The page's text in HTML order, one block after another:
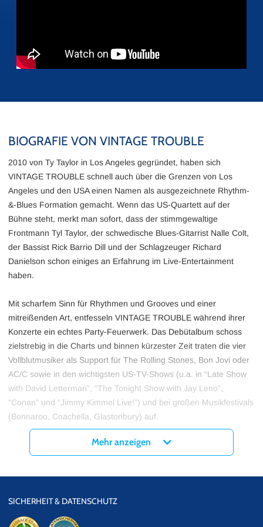
BIOGRAFIE VON VINTAGE TROUBLE
2010 von Ty Taylor in Los Angeles gegründet, haben sich
VINTAGE TROUBLE schnell auch über die Grenzen von Los
Angeles und den USA einen Namen als ausgezeichnete Rhythm-
&-Blues Formation gemacht. Wenn das US-Quartett auf der
Bühne steht, merkt man sofort, dass der stimmgewaltige
Frontmann Tyl Taylor, der schwedische Blues-Gitarrist Nalle Colt,
der Bassist Rick Barrio Dill und der Schlagzeuger Richard
Danielson schon einiges an Erfahrung im Live-Entertainment
haben.
Mit scharfem Sinn für Rhythmen und Grooves und einer
mitreißenden Art, entfesseln VINTAGE TROUBLE während ihrer
Konzerte ein echtes Party-Feuerwerk. Das Debütalbum schoss
zielstrebig in die Charts und binnen kürzester Zeit traten die vier
Vollblutmusiker als Support für The Rolling Stones, Bon Jovi oder
AC/C sowie in den wichtigsten US-TV-Shows (u.a. in “Late Show
with David Letterman”, “The Tonight Show with Jay Leno”,
“Conan” und “Jimmy Kimmel Live!”) und bei großen Musikfestivals
(Bonnaroo, Coachella, Glastonbury) auf.
Blue-Note-Präsident und Produzent Don Was erinnert sich über
einen Auftritt von VINTAGE TROUBLE im Sommer 2013: „Die
letzten Zugabe Kopf. Es erfordert enormes Charisma, donnernde
Power, unglaubliche Grooves und fantastische Songs das zu
Mehr anzeigen
SICHERHEIT & DATENSCHUTZ